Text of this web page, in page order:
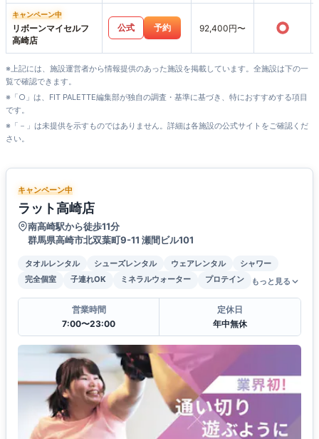
キャンペーン中
リボーンマイセルフ
高崎店
公式 予約 92,400円〜 ○
※上記には、施設運営者から情報提供のあった施設を掲載しています。全施設は下の一
覧で確認できます。
※「○」は、FIT PALETTE編集部が独自の調査・基準に基づき、特におすすめする項目
です。
※「－」は未提供を示すものではありません。詳細は各施設の公式サイトをご確認くだ
さい。
キャンペーン中
ラット高崎店
南高崎駅から徒歩11分
群馬県高崎市北双葉町9-11 瀬間ビル101
タオルレンタル シューズレンタル ウェアレンタル
シャワー
完全個室
子連れOK ミネラルウォーター プロテイン もっと見る
営業時間
7:00〜23:00
定休日
年中無休